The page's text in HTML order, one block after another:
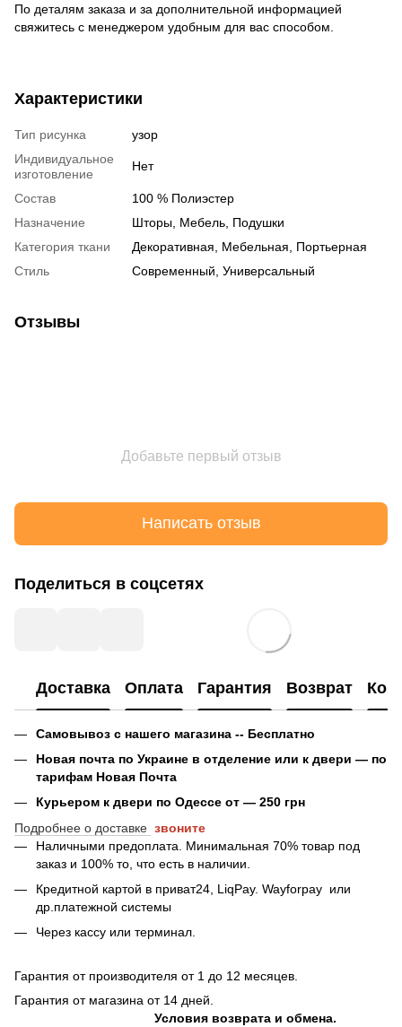
По деталям заказа и за дополнительной информацией
свяжитесь с менеджером удобным для вас способом.
Характеристики
Тип рисунка
узор
Индивидуальное
изготовление
Нет
Состав
100 % Полиэстер
Назначение
Шторы, Мебель, Подушки
Категория ткани
Декоративная, Мебельная, Портьерная
Стиль
Современный, Универсальный
Отзывы
Добавьте первый отзыв
Написать отзыв
Поделиться в соцсетях
Доставка Оплата Гарантия Возврат
Самовывоз с нашего магазина -- Бесплатно
Новая почта по Украине в отделение или к двери — по
тарифам Новая Почта
Курьером к двери по Одессе от — 250 грн
Подробнее о доставке звоните
Наличными предоплата. Минимальная 70% товар под
заказ и 100% то, что есть в наличии.
Кредитной картой в приват24, LiqPay. Wayforpay или
др.платежной системы
Через кассу или терминал.
Гарантия от производителя от 1 до 12 месяцев.
Гарантия от магазина от 14 дней.
Условия возврата и обмена.